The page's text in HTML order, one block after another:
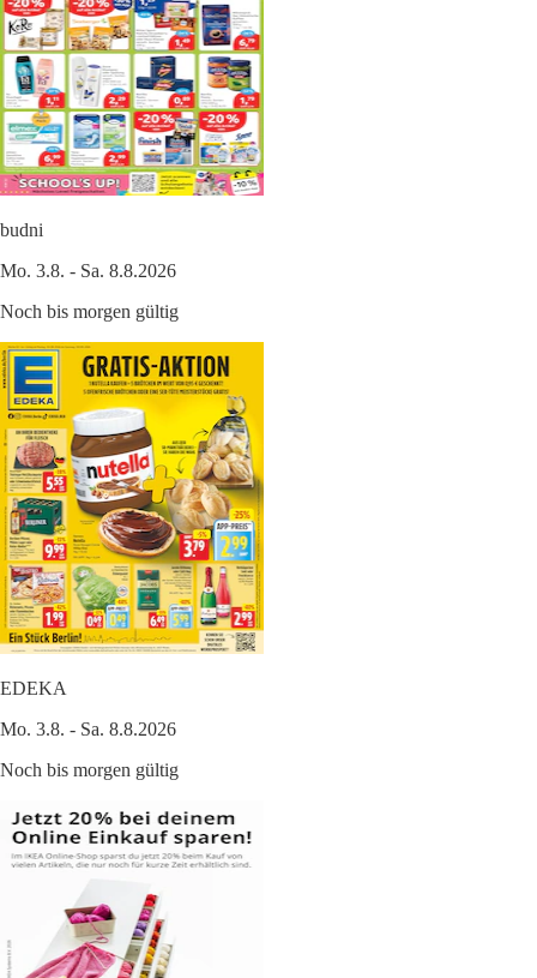
budni
Mo. 3.8. - Sa. 8.8.2026
Noch bis morgen gültig
EDEKA
Mo. 3.8. - Sa. 8.8.2026
Noch bis morgen gültig